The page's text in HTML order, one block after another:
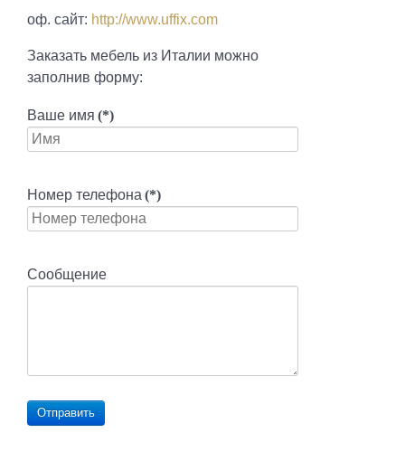
оф. сайт: http://www.uffix.com
Заказать мебель из Италии можно
заполнив форму:
Ваше имя (*)
Номер телефона (*)
Сообщение
Отправить